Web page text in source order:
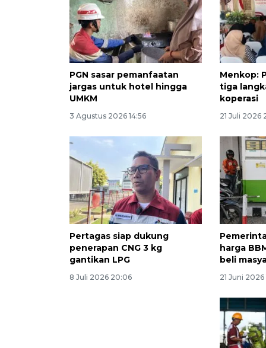
PGN sasar pemanfaatan
jargas untuk hotel hingga
UMKM
3 Agustus 2026 14:56
Menkop:
tiga
koperasi
21 Juli 2026
Pertagas siap dukung
penerapan CNG 3 kg
gantikan LPG
8 Juli 2026 20:06
harga
beli
21 Juni 2026